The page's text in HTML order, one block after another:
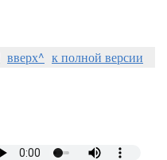
вверх^ к полной версии